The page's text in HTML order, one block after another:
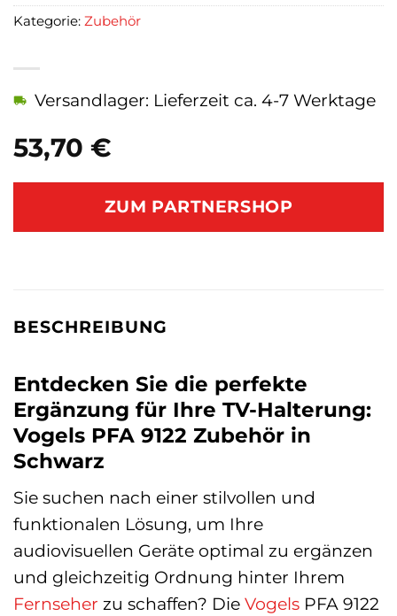
53,70 €
Versandlager: Lieferzeit ca. 4-7 Werktage
ZUM PARTNERSHOP
Kategorie: Zubehör
BESCHREIBUNG
Entdecken Sie die perfekte
Ergänzung für Ihre TV-Halterung:
Vogels PFA 9122 Zubehör in
Schwarz
Sie suchen nach einer stilvollen und
funktionalen Lösung, um Ihre
audiovisuellen Geräte optimal zu ergänzen
und gleichzeitig Ordnung hinter Ihrem
Fernseher zu schaffen? Die Vogels PFA 9122